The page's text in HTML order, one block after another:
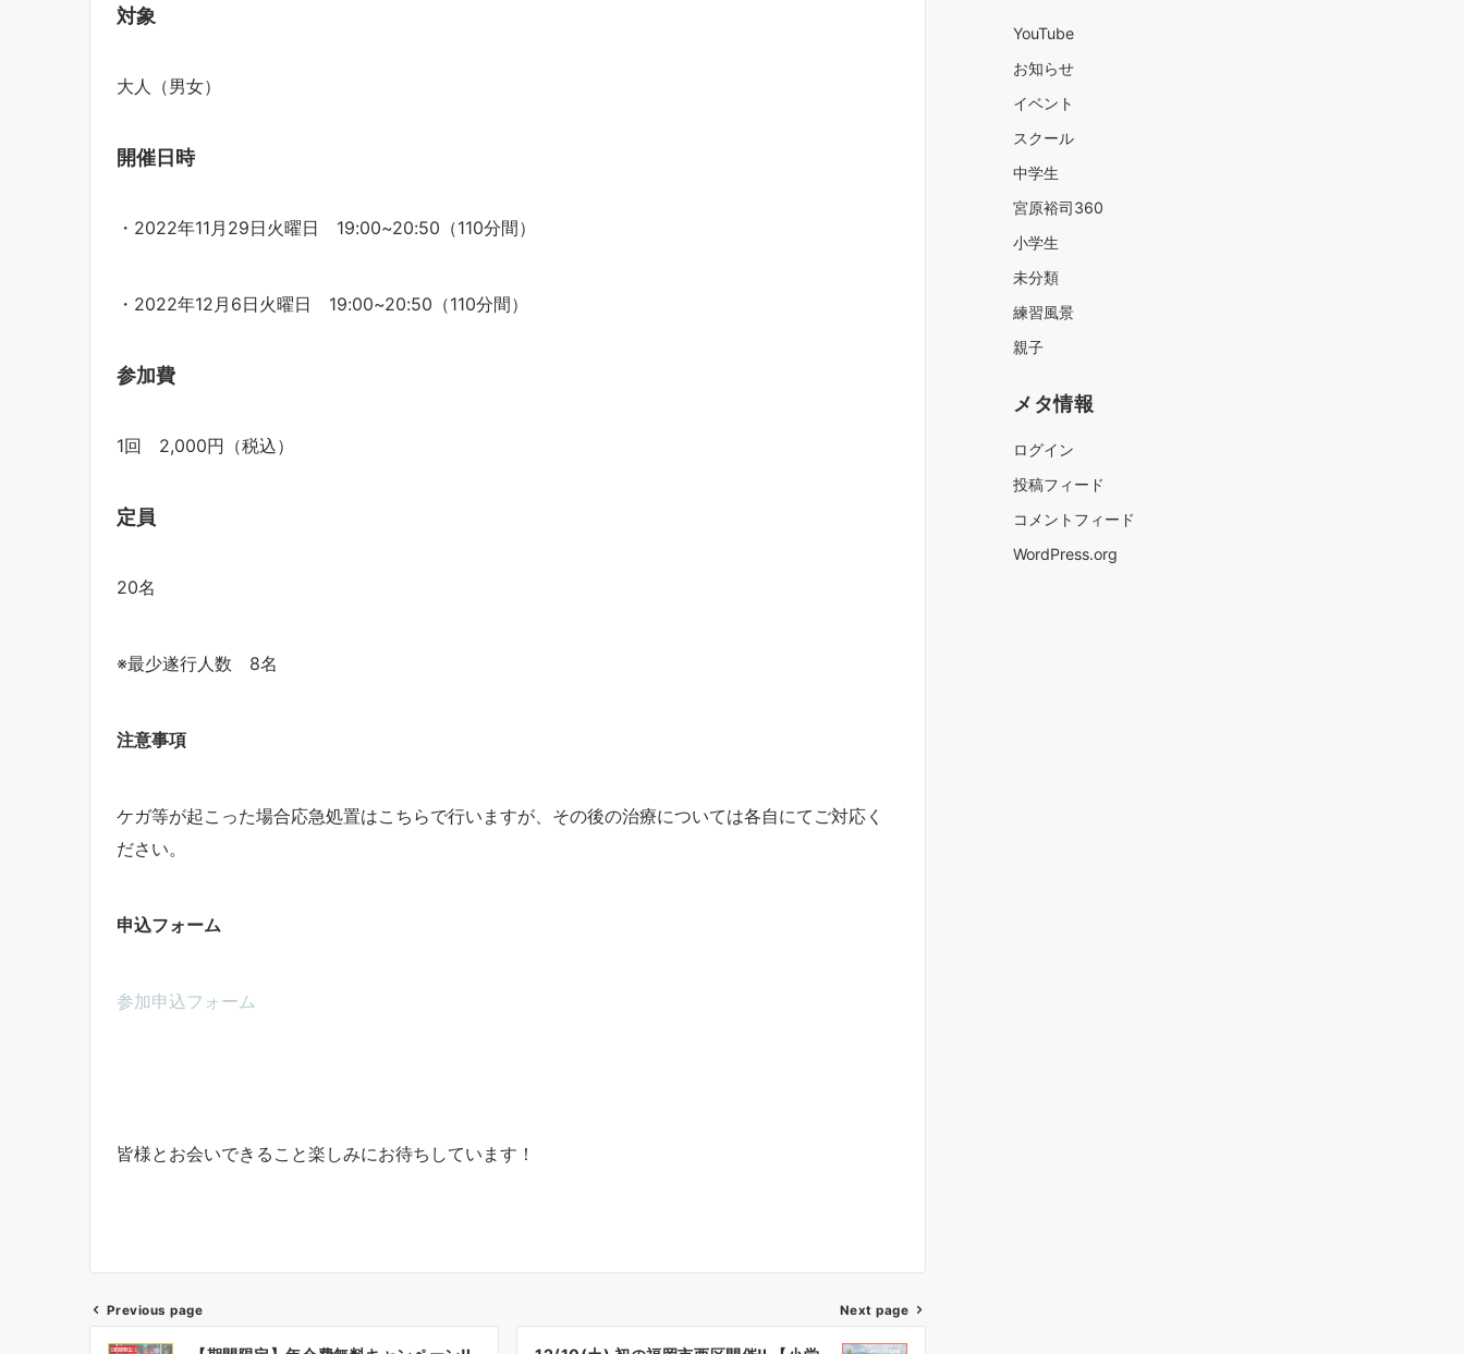
対象
大人（男女）
開催日時
・2022年11月29日火曜日 19:00~20:50（110分間）
・2022年12月6日火曜日 19:00~20:50（110分間）
参加費
1回 2,000円（税込）
定員
20名
※最少遂行人数 8名
注意事項
ケガ等が起こった場合応急処置はこちらで行いますが、その後の治療については各自にてご対応く
ださい。
申込フォーム
参加申込フォーム
皆様とお会いできること楽しみにお待ちしています！
投
Previous page Next page
YouTube
お知らせ
イベント
スクール
中学生
宮原裕司360
小学生
未分類
練習風景
親子
メタ情報
ログイン
投稿フィード
コメントフィード
WordPress.org